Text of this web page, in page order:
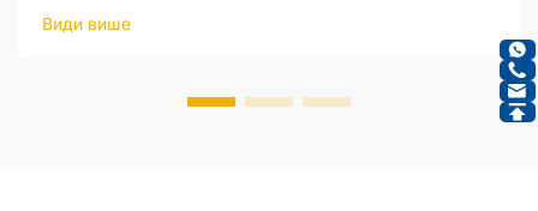
Види више